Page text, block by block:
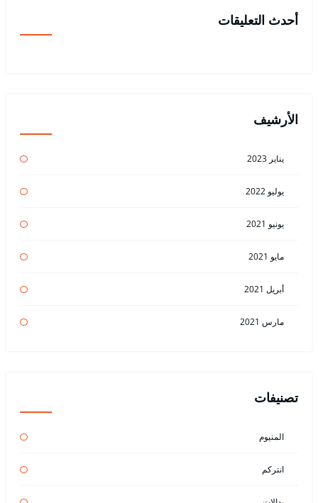
أحدث التعليقات
الأرشيف
يناير 2023
يوليو 2022
يونيو 2021
مايو 2021
أبريل 2021
مارس 2021
تصنيفات
المنيوم
انتركم